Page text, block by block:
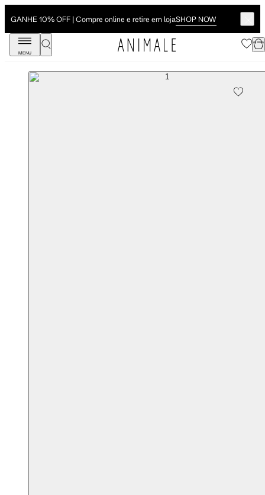
GANHE 10% OFF | Compre online e retire em lojaSHOP NOW
MENU